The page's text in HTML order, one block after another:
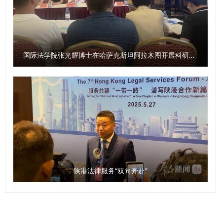
队协作中不断拓宽国际视野、提升综合素养，为未来职业发展
与学术深造奠定坚实基础。学校将持续深化与海外名校、国际
组织的务实合作，创新多元化人才培养模式，为更多学子搭建
优质国（境）外学习交流平台，助力高素质国际化人才培养。
（供稿：国际交流与合作处（港澳台工作办公室）、国际教育
学院 撰稿：梁茵 审核：王莹莹）
年度纪检监察工作，组织全体干部充分利用寒假开展学习研
究，全面提升干部履职尽责能力；不断强化政治监督、持续推
进正风肃纪反腐、全面抓实“三化”建设，保障学校事业高质量
发展。 【秦风网】西北政法大学：召开2026年工作务虚会
国际法学院张光耀博士在哈萨克斯坦阿拉木图开展科研与社会服务活动
陕港法律服务“双向奔赴”